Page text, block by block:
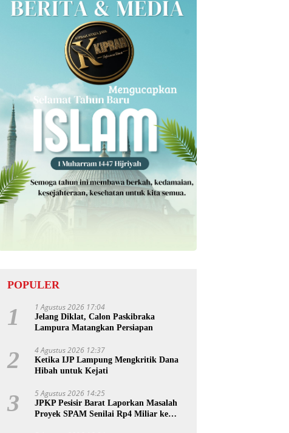
POPULER
1 1 Agustus 2026 17:04
Jelang Diklat, Calon Paskibraka
Lampura Matangkan Persiapan
2 4 Agustus 2026 12:37
Ketika IJP Lampung Mengkritik Dana
Hibah untuk Kejati
3 5 Agustus 2026 14:25
JPKP Pesisir Barat Laporkan Masalah
Proyek SPAM Senilai Rp4 Miliar ke